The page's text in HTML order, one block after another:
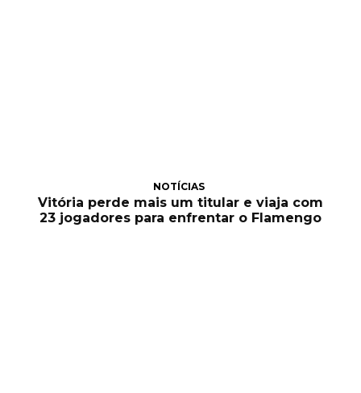
NOTÍCIAS
Vitória perde mais um titular e viaja com
23 jogadores para enfrentar o Flamengo